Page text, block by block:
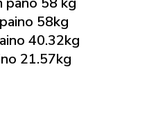
58kg
40.32kg
21.57kg